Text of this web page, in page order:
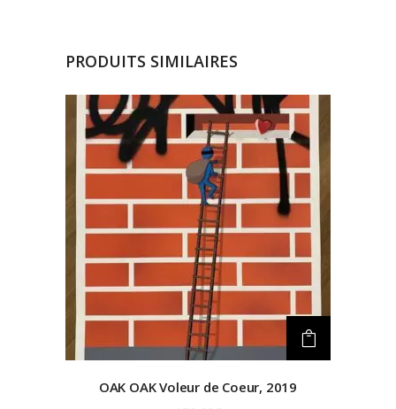
PRODUITS SIMILAIRES
OAK OAKVoleur de Coeur, 2019